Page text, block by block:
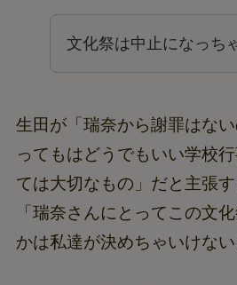
文化祭は中止になっち
生田が「瑞奈から謝罪はな
ってもはどうでもいい学校
ては大切なもの」だと主張
「瑞奈さんにとってこの文
かは私達が決めちゃいけない